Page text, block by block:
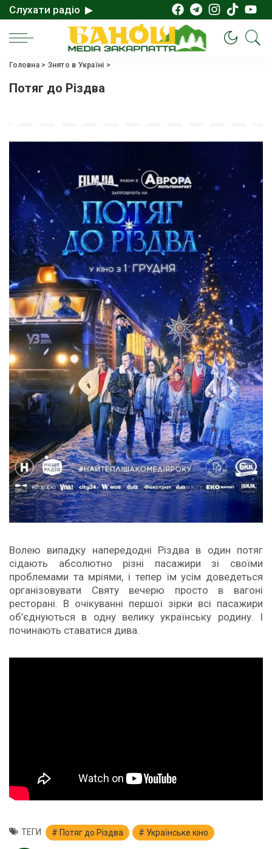
Слухати радіо ▶
Головна> Знято в Україні >
Потяг до Різдва
Волею випадку напередодні Різдва в один потяг
сідають абсолютно різні пасажири зі своїми
проблемами та мріями, і тепер їм усім доведеться
організовувати Святу вечерю просто в вагоні
ресторані. В очікуванні першої зірки всі пасажири
об’єднуються в одну велику українську родину. І
починають ставатися дива.
ТЕГИ Потяг до Різдва Українське кіно